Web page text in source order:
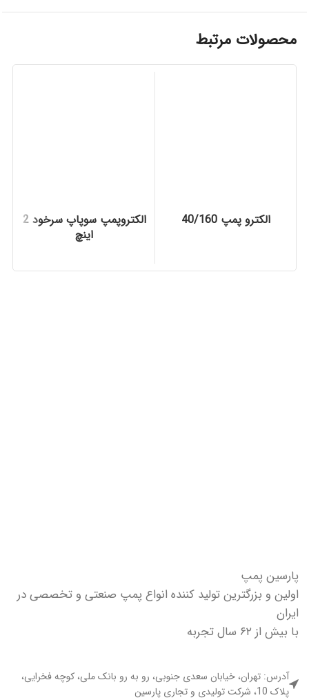
محصولات مرتبط
الکترو پمپ 40/160
الکتروپمپ سوپاپ سرخود 2
اینچ
پارسین پمپ
اولین و بزرگترین تولید کننده انواع پمپ صنعتی و تخصصی در
ایران
با بیش از ۶۲ سال تجربه
آدرس: تهران، خیابان سعدی جنوبی، رو به رو بانک ملی، کوچه فخرایی،
پلاک 10، شرکت تولیدی و تجاری پارسین